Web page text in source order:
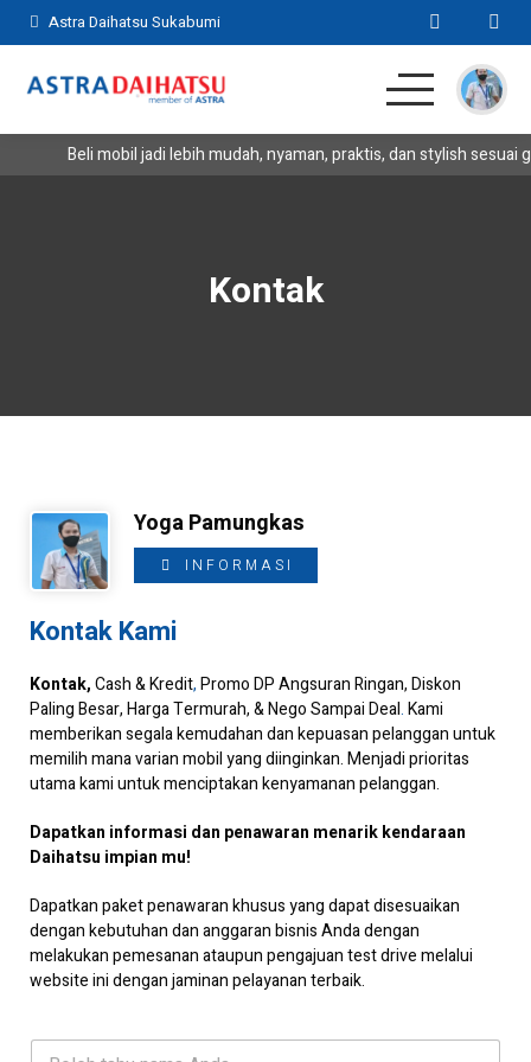
Astra Daihatsu Sukabumi
Home
Kontak
Beli mobil jadi lebih mudah, nyaman, praktis, dan stylish sesuai
Kontak
Yoga Pamungkas
INFORMASI
Kontak Kami
Kontak,Cash & Kredit,Promo DP Angsuran Ringan, Diskon
Paling Besar, Harga Termurah, & Nego Sampai Deal.Kami
memberikan segala kemudahan dan kepuasan pelanggan untuk
memilih mana varian mobil yang diinginkan. Menjadi prioritas
utama kami untuk menciptakan kenyamanan pelanggan.
Dapatkan informasi dan penawaran menarik kendaraan
Daihatsu impian mu!
Dapatkan paket penawaran khusus yang dapat disesuaikan
dengan kebutuhan dan anggaran bisnis Anda dengan
melakukan pemesanan ataupun pengajuan test drive melalui
website ini dengan jaminan pelayanan terbaik.
N